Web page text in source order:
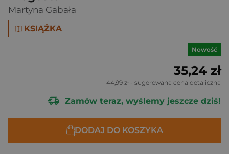
Martyna Gabała
KSIĄŻKA
Nowość
35,24 zł
44,99 zł - sugerowana cena detaliczna
Zamów teraz, wyślemy jeszcze dziś!
DODAJ DO KOSZYKA